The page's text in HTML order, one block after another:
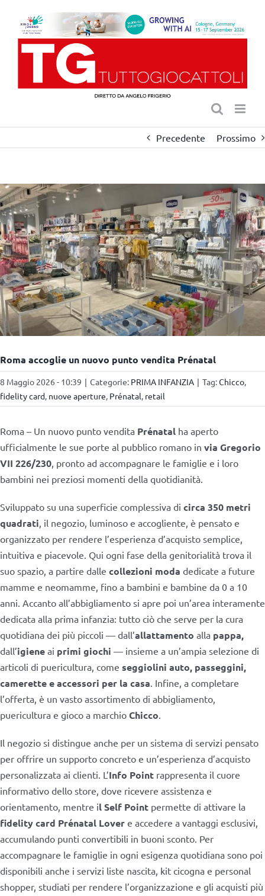
contenuto
Precedente Prossimo
Roma accoglie un nuovo punto vendita Prénatal
8 Maggio 2026 - 10:39 | Categorie: PRIMA INFANZIA | Tag:Chicco,
fidelity card, nuove aperture, Prénatal, retail
Roma – Un nuovo punto vendita Prénatal ha aperto
ufficialmente le sue porte al pubblico romano in via Gregorio
VII 226/230, pronto ad accompagnare le famiglie e i loro
bambini nei preziosi momenti della quotidianità.
Sviluppato su una superficie complessiva di circa 350 metri
quadrati, il negozio, luminoso e accogliente, è pensato e
organizzato per rendere l’esperienza d’acquisto semplice,
intuitiva e piacevole. Qui ogni fase della genitorialità trova il
suo spazio, a partire dalle collezioni moda dedicate a future
mamme e neomamme, fino a bambini e bambine da 0 a 10
anni. Accanto all’abbigliamento si apre poi un’area interamente
dedicata alla prima infanzia: tutto ciò che serve per la cura
quotidiana dei più piccoli — dall’allattamento alla pappa,
dall’igiene ai primi giochi — insieme a un’ampia selezione di
articoli di puericultura, come seggiolini auto, passeggini,
camerette e accessori per la casa. Infine, a completare
l’offerta, è un vasto assortimento di abbigliamento,
puericultura e gioco a marchio Chicco.
Il negozio si distingue anche per un sistema di servizi pensato
per offrire un supporto concreto e un’esperienza d’acquisto
personalizzata ai clienti. L’Info Point rappresenta il cuore
informativo dello store, dove ricevere assistenza e
orientamento, mentre il Self Point permette di attivare la
fidelity card Prénatal Lover e accedere a vantaggi esclusivi,
accumulando punti convertibili in buoni sconto. Per
accompagnare le famiglie in ogni esigenza quotidiana sono poi
disponibili anche i servizi liste nascita, kit cicogna e personal
shopper, studiati per rendere l’organizzazione e gli acquisti più